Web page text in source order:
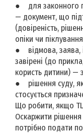
● для законного
— документ, що
(довіреність,
опіки чи
● відмова, заява,
завірені (до
користь дитини) —
● рішення суду,
стосується
Що робити, якщо
Оскаржити
потрібно подати